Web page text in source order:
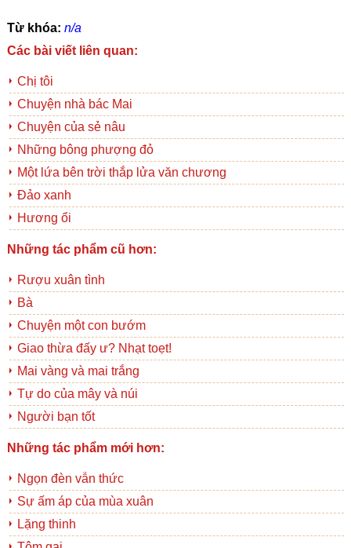
Từ khóa: n/a
Các bài viết liên quan:
Chị tôi
Chuyện nhà bác Mai
Chuyện của sẻ nâu
Những bông phượng đỏ
Một lứa bên trời thắp lửa văn chương
Đảo xanh
Hương ổi
Những tác phẩm cũ hơn:
Rượu xuân tình
Bà
Chuyện một con bướm
Giao thừa đấy ư? Nhạt toẹt!
Mai vàng và mai trắng
Tự do của mây và núi
Người bạn tốt
Những tác phẩm mới hơn:
Ngọn đèn vẫn thức
Sự ấm áp của mùa xuân
Lặng thinh